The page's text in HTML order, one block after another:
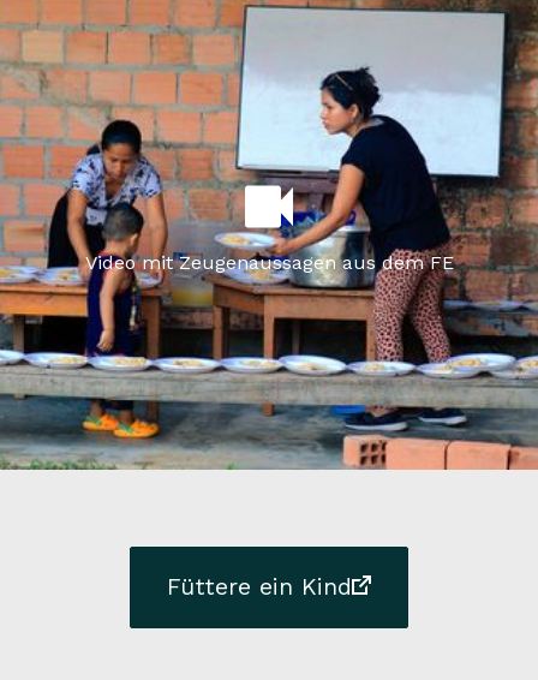
Video mit Zeugenaussagen aus dem FE
Füttere ein Kind